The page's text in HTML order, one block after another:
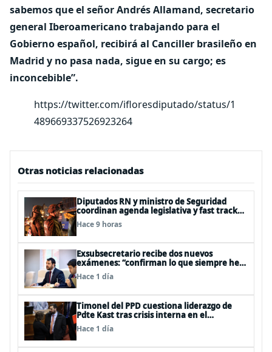
sabemos que el señor Andrés Allamand, secretario
general Iberoamericano trabajando para el
Gobierno español, recibirá al Canciller brasileño en
Madrid y no pasa nada, sigue en su cargo; es
inconcebible”.
https://twitter.com/ifloresdiputado/status/1
489669337526923264
Otras noticias relacionadas
Diputados RN y ministro de Seguridad
coordinan agenda legislativa y fast track
de proyectos
Hace 9 horas
Exsubsecretario recibe dos nuevos
exámenes: “confirman lo que siempre he
dicho que no consumo droga”
Hace 1 día
Timonel del PPD cuestiona liderazgo de
Pdte Kast tras crisis interna en el
oficialismo: “Es incapaz de ordenar la casa”
Hace 1 día